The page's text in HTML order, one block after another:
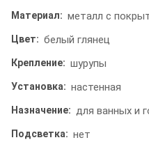
Материал: металл с
Цвет: белый глянец
Крепление: шурупы
Установка: настенная
Назначение: для ванных и
Подсветка: нет